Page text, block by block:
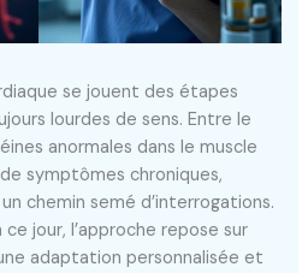
se jouent des étapes
lourdes de sens. Entre le
anormales dans le muscle
symptômes chroniques,
chemin semé d’interrogations.
jour, l’approche repose sur
adaptation personnalisée et